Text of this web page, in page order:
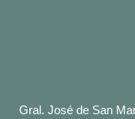
Gral. José de San